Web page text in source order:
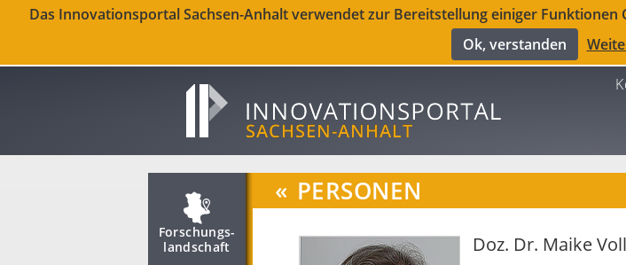
Das Innovationsportal Sachsen-Anhalt verwendet zur Bereitstellung einiger
Ok, verstanden
Forschungs­
landschaft
« PERSONEN
Doz. Dr. Maike